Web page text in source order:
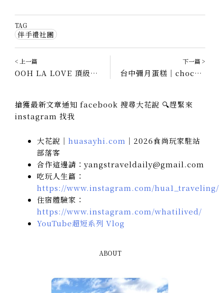
TAG
伴手禮社團
< 上一篇
OOH LA LOVE 頂級法式手工喜餅｜以愛為名，浪漫預約未來飯店、未來沙龍一次看！
下一篇 >
台中彌月蛋糕｜chochoco小溫暖彌月禮盒，最多媽咪首選的金寶貝生巧克力蛋糕
搶獲最新文章通知 facebook 搜尋大花說 🔍趕緊來
instagram 找我
大花說｜ huasayhi.com ｜2026食尚玩家駐站
部落客
合作這邊請：yangstraveldaily@gmail.com
吃玩人生篇：
https://www.instagram.com/hua1_traveling/
住宿體驗家：
https://www.instagram.com/whatilived/
YouTube超短系列 Vlog
ABOUT